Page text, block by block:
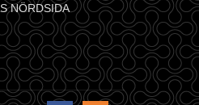
NÖRDSIDA